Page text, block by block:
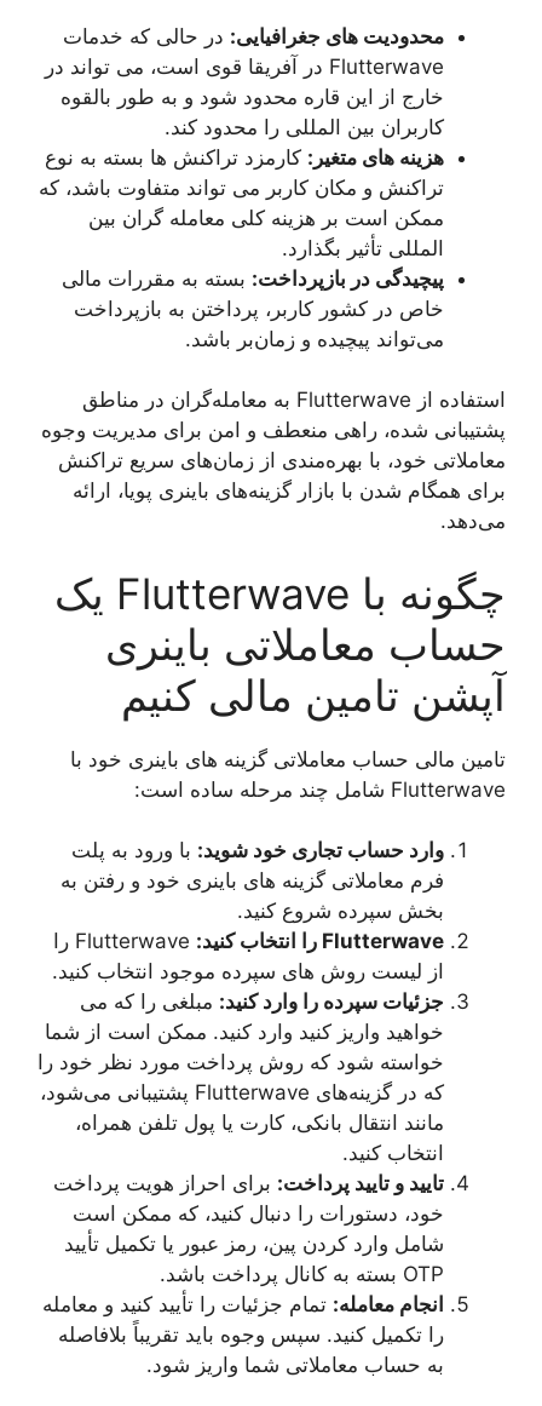
محدودیت های جغرافیایی: در حالی که خدمات
Flutterwave در آفریقا قوی است، می تواند در
خارج از این قاره محدود شود و به طور بالقوه
کاربران بین المللی را محدود کند.
هزینه های متغیر: کارمزد تراکنش ها بسته به نوع
تراکنش و مکان کاربر می تواند متفاوت باشد، که
ممکن است بر هزینه کلی معامله گران بین
المللی تأثیر بگذارد.
پیچیدگی در بازپرداخت: بسته به مقررات مالی
خاص در کشور کاربر، پرداختن به بازپرداخت
می‌تواند پیچیده و زمان‌بر باشد.
استفاده از Flutterwave به معامله‌گران در مناطق
پشتیبانی شده، راهی منعطف و امن برای مدیریت وجوه
معاملاتی خود، با بهره‌مندی از زمان‌های سریع تراکنش
برای همگام شدن با بازار گزینه‌های باینری پویا، ارائه
می‌دهد.
چگونه با Flutterwave یک
حساب معاملاتی باینری
آپشن تامین مالی کنیم
تامین مالی حساب معاملاتی گزینه های باینری خود با
Flutterwave شامل چند مرحله ساده است:
وارد حساب تجاری خود شوید: با ورود به پلت
فرم معاملاتی گزینه های باینری خود و رفتن به
بخش سپرده شروع کنید.
Flutterwave را انتخاب کنید:
Flutterwave را
از لیست روش های سپرده موجود انتخاب کنید.
جزئیات سپرده را وارد کنید: مبلغی را که می
خواهید واریز کنید وارد کنید. ممکن است از شما
خواسته شود که روش پرداخت مورد نظر خود را
که در گزینه‌های Flutterwave پشتیبانی می‌شود،
مانند انتقال بانکی، کارت یا پول تلفن همراه،
انتخاب کنید.
تایید و تایید پرداخت: برای احراز هویت پرداخت
خود، دستورات را دنبال کنید، که ممکن است
شامل وارد کردن پین، رمز عبور یا تکمیل تأیید
OTP بسته به کانال پرداخت باشد.
انجام معامله: تمام جزئیات را تأیید کنید و معامله
را تکمیل کنید. سپس وجوه باید تقریباً بلافاصله
به حساب معاملاتی شما واریز شود.